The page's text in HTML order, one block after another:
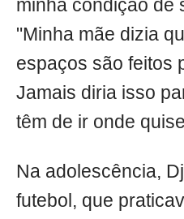
minha condição de
"Minha mãe dizia
espaços são feitos
Jamais diria isso
têm de ir onde
Na adolescência,
futebol, que